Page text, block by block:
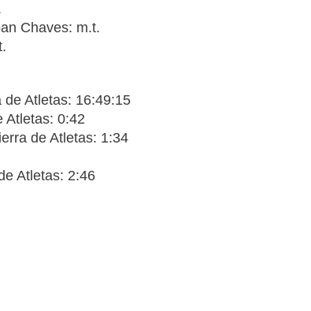
Chaves: m.t.
Atletas: 16:49:15
Atletas: 0:42
de Atletas: 1:34
Atletas: 2:46